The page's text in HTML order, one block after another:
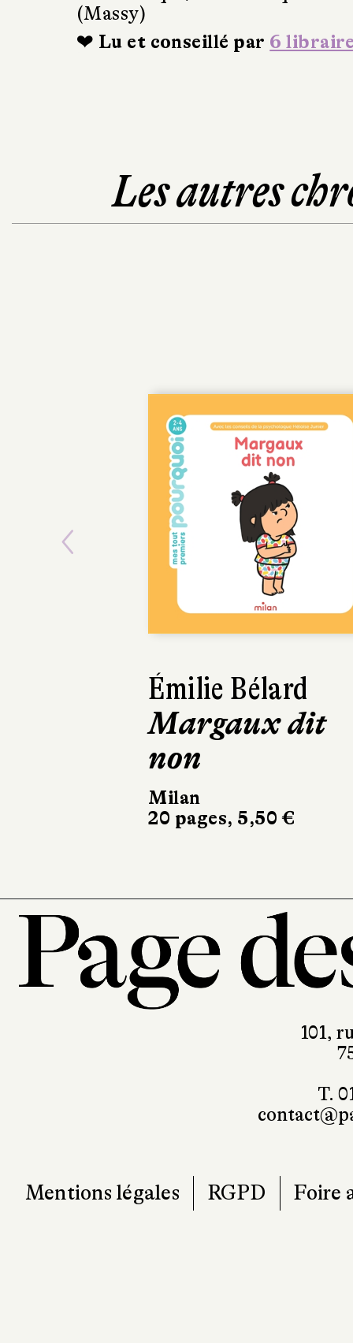
(Massy)
❤ Lu et conseillé par 6
Les autres
Émilie Bélard
Margaux dit
non
Milan
20 pages, 5,50 €
Previous
101,
T.
Mentions légales RGPD Foire